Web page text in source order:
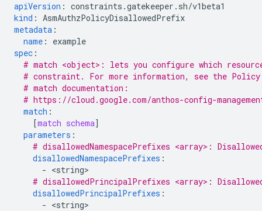
apiVersion : constraints.gatekeeper.sh/v1beta1
kind : AsmAuthzPolicyDisallowedPrefix
metadata :
name :
example
spec :
# match <object>: lets you configure which
# constraint. For more information, see the
# match documentation:
# https://cloud.google.com/anthos-config-
match :
[match schema]
parameters :
# disallowedNamespacePrefixes <array>:
disallowedNamespacePrefixes :
- <string
# disallowedPrincipalPrefixes <array>:
disallowedPrincipalPrefixes :
- <string